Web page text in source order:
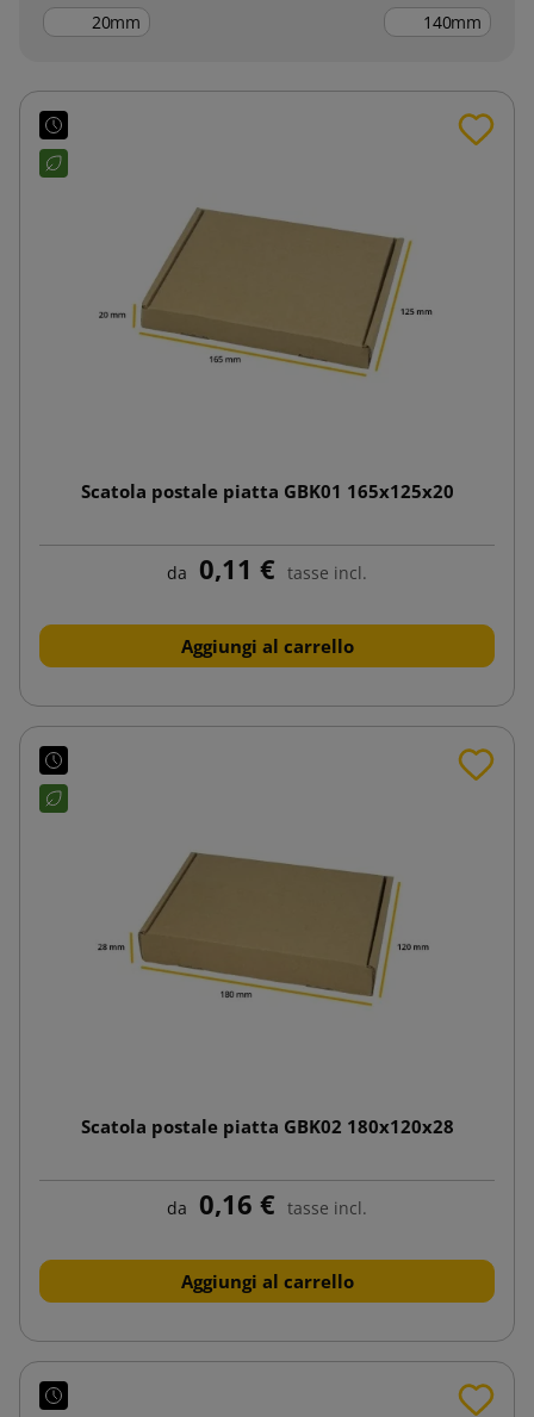
mm mm
Scatola postale piatta GBK01 165x125x20
da 0,11 € tasse incl.
Aggiungi al carrello
Scatola postale piatta GBK02 180x120x28
da 0,16 € tasse incl.
Aggiungi al carrello